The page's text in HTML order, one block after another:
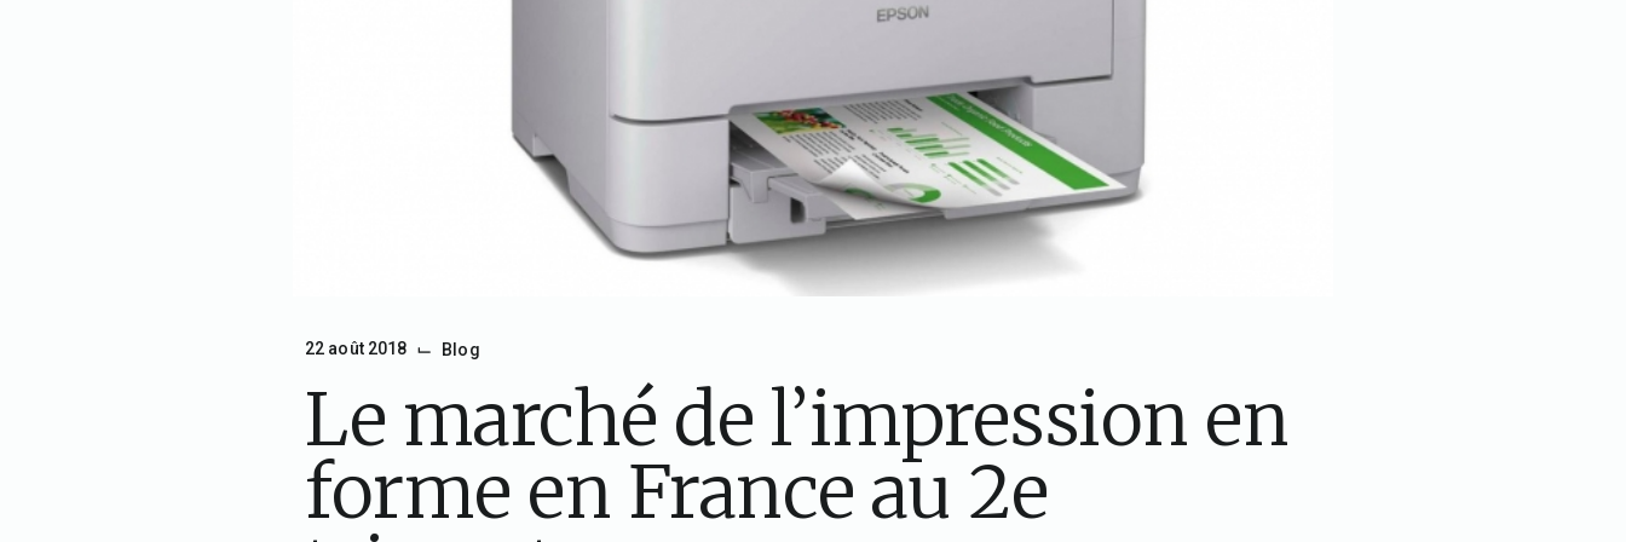
22 août 2018 ⌙ Blog
Le marché de l’impression en
forme en France au 2e